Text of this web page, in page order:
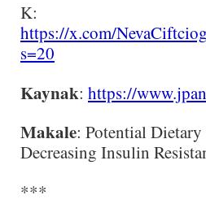
K:
https://x.com/
s=20
Kaynak: https://
Makale: Potential
Decreasing Insulin
***